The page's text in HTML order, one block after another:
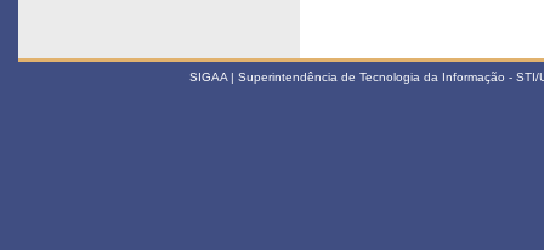
SIGAA | Superintendência de Tecnologia da Informação -